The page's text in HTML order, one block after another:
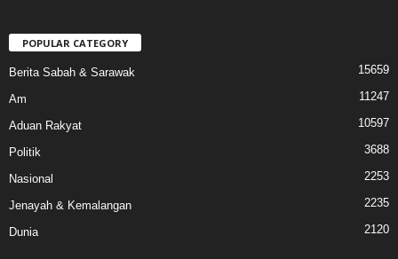
POPULAR CATEGORY
Berita Sabah & Sarawak 15659
Am 11247
Aduan Rakyat 10597
Politik 3688
Nasional 2253
Jenayah & Kemalangan 2235
Dunia 2120